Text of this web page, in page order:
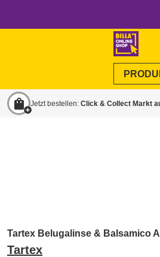
shopping_bag Jetzt bestellen: Click & Collect Markt
Tartex Belugalinse & Balsamico
Tartex